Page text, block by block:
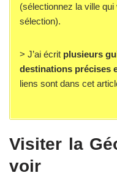
(sélectionnez la ville
sélection).
> J’ai écrit plusieurs
destinations précises
liens sont dans cet
Visiter la
voir